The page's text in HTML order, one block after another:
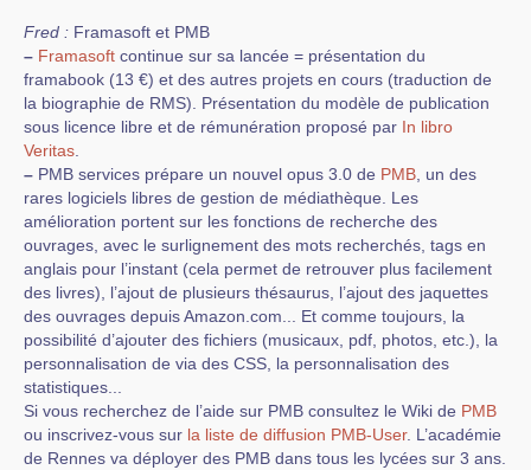
Fred : Framasoft et PMB
– Framasoft continue sur sa lancée = présentation du
framabook (13 €) et des autres projets en cours (traduction de
la biographie de RMS). Présentation du modèle de publication
sous licence libre et de rémunération proposé par In libro
Veritas
– PMB services prépare un nouvel opus 3.0 de PMB , un des
rares logiciels libres de gestion de médiathèque. Les
amélioration portent sur les fonctions de recherche des
ouvrages, avec le surlignement des mots recherchés, tags en
anglais pour l’instant (cela permet de retrouver plus facilement
des livres), l’ajout de plusieurs thésaurus, l’ajout des jaquettes
des ouvrages depuis Amazon.com... Et comme toujours, la
possibilité d’ajouter des fichiers (musicaux, pdf, photos, etc.), la
personnalisation de via des CSS, la personnalisation des
statistiques...
Si vous recherchez de l’aide sur PMB consultez le Wiki de PMB
ou inscrivez-vous sur la liste de diffusion PMB-User. L’académie
de Rennes va déployer des PMB dans tous les lycées sur 3 ans.